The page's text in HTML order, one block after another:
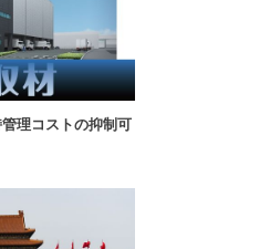
理コストの抑制可